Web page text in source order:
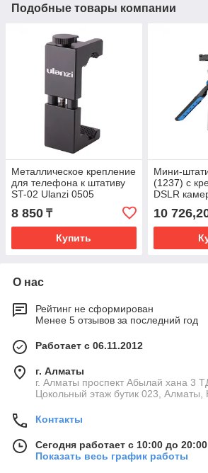
Подобные товары компании
Металлическое крепление
для телефона к штативу
ST-02 Ulanzi 0505
8 850 ₸
Купить
Мини-
(1237) с
DSLR
10
О нас
Рейтинг не сформирован
Менее 5 отзывов за последний год
Работает с 06.11.2012
г. Алматы
г. Алматы проспект Абылай хана 3
Цокольный этаж бутик 023, Алматы,
Контакты
Сегодня работает с 10:00 до 20:00
Показать весь график работы